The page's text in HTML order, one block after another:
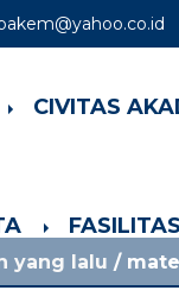
CIVITAS
sosialisasi